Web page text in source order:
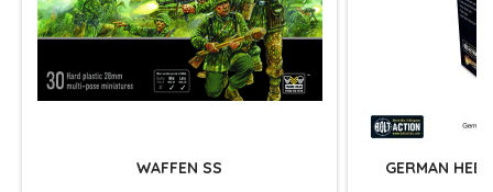
WAFFEN SS
GERMAN